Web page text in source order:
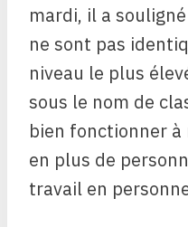
mardi, il a
ne sont pas
niveau le plus
sous le nom de
bien fonctionner à
en plus de
travail en